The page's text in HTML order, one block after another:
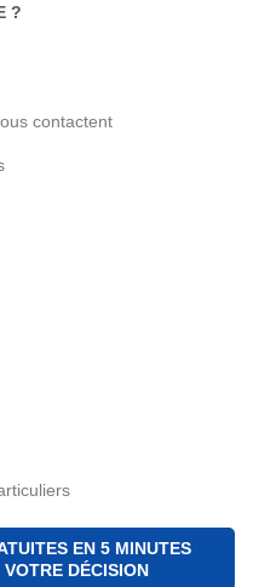
?
contactent
EN 5 MINUTES
DÉCISION